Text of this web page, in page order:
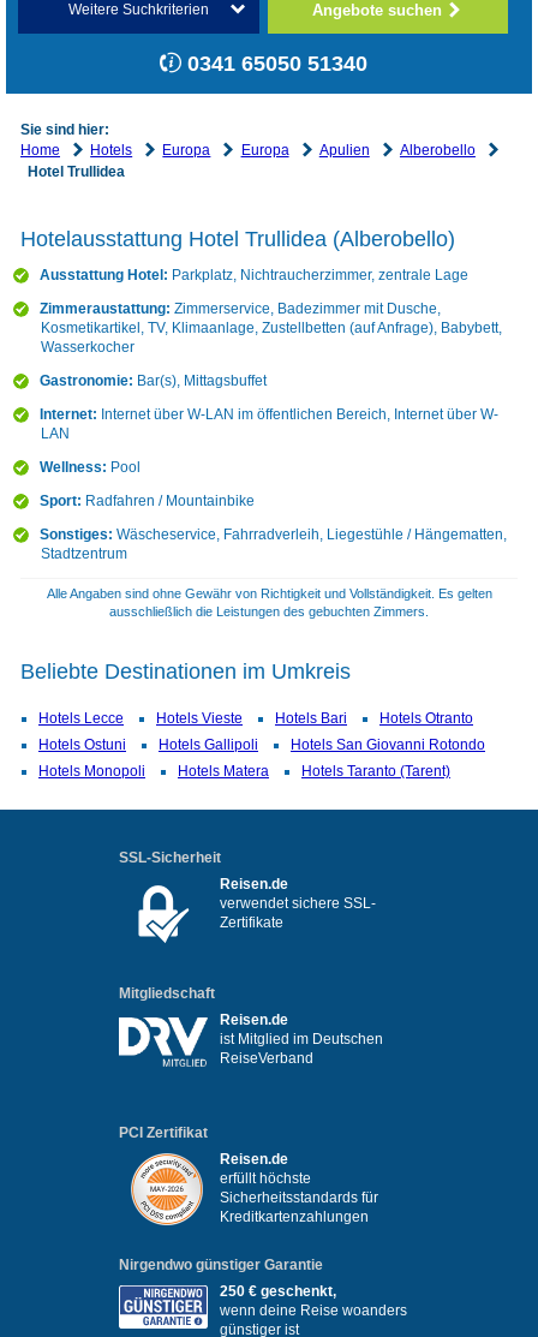
Weitere Suchkriterien Angebote suchen
0341 65050 51340
Sie sind hier:
Home
Hotels Europa Europa Apulien
Alberobello
Hotel Trullidea
Hotelausstattung Hotel Trullidea (Alberobello)
Ausstattung Hotel: Parkplatz, Nichtraucherzimmer, zentrale Lage
Zimmeraustattung: Zimmerservice, Badezimmer mit Dusche,
Kosmetikartikel, TV, Klimaanlage, Zustellbetten (auf Anfrage), Babybett,
Wasserkocher
Gastronomie: Bar(s), Mittagsbuffet
Internet: Internet über W-LAN im öffentlichen Bereich, Internet über W-
LAN
Wellness: Pool
Sport: Radfahren / Mountainbike
Sonstiges: Wäscheservice, Fahrradverleih, Liegestühle / Hängematten,
Stadtzentrum
Alle Angaben sind ohne Gewähr von Richtigkeit und Vollständigkeit. Es gelten
ausschließlich die Leistungen des gebuchten Zimmers.
Beliebte Destinationen im Umkreis
Hotels Lecce Hotels Vieste Hotels Bari
Hotels Otranto
Hotels Ostuni
Hotels Gallipoli
Hotels San Giovanni Rotondo
Hotels Monopoli
Hotels Matera Hotels Taranto (Tarent)
SSL-Sicherheit
Reisen.de
verwendet sichere SSL-
Zertifikate
Mitgliedschaft
Reisen.de
ist Mitglied im Deutschen
ReiseVerband
PCI Zertifikat
Reisen.de
erfüllt höchste
Sicherheitsstandards für
Kreditkartenzahlungen
Nirgendwo günstiger Garantie
250 € geschenkt,
wenn deine Reise woanders
günstiger ist